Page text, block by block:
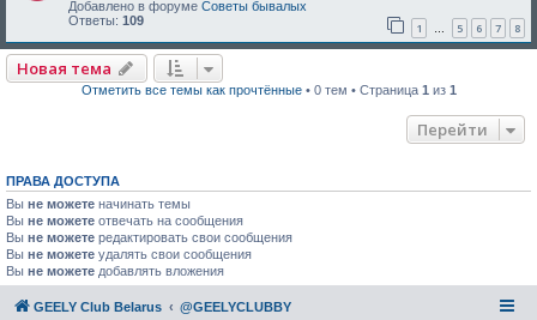
Добавлено в форуме Советы бывалых
Ответы: 109 1 … 5 6 7 8
Новая тема
Отметить все темы как прочтённые• 0 тем • Страница 1 из 1
Перейти
ПРАВА ДОСТУПА
Вы не можете начинать темы
Вы не можете отвечать на сообщения
Вы не можете редактировать свои сообщения
Вы не можете удалять свои сообщения
Вы не можете добавлять вложения
GEELY Club Belarus @GEELYCLUBBY